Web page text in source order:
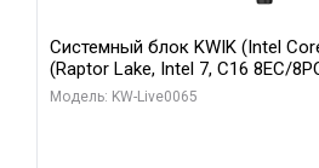
Системный блок KWIK (Intel
(Raptor Lake, Intel 7, C16 8EC/
модуля)/ ASUS RTX5080 PROART
Модель: KW-Live0065